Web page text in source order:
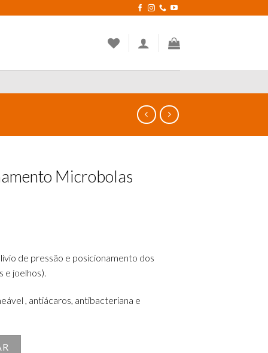
Microbolas
de pressão e posicionamento dos
e joelhos).
, antiácaros, antibacteriana e